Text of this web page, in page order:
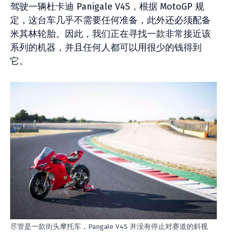
驾驶一辆杜卡迪 Panigale V4S，根据 MotoGP 规
定，这台车几乎不需要任何准备，此外还必须配备
米其林轮胎。因此，我们正在寻找一款非常接近该
系列的机器，并且任何人都可以用很少的钱得到
它。
尽管是一款街头摩托车，Pangale V4S 并没有停止对赛道的斜视